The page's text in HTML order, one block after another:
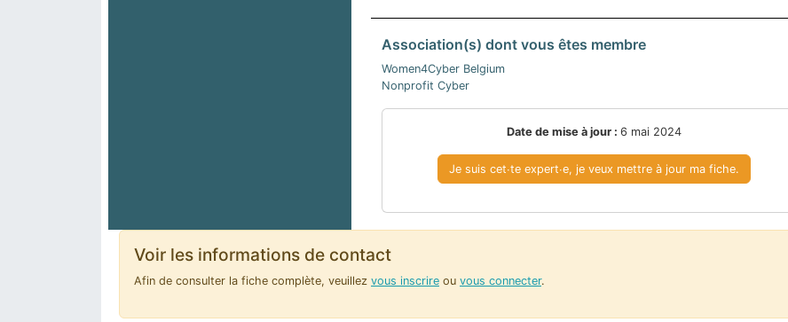
Association(s) dont vous êtes membre
Women4Cyber Belgium
Nonprofit Cyber
Date de mise à jour : 6 mai 2024
Je suis cet∙te expert∙e, je veux mettre à jour ma fiche.
Voir les informations de contact
Afin de consulter la fiche complète, veuillez vous inscrire ou vous connecter.